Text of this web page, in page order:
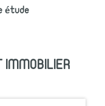
étude
IMMOBILIER